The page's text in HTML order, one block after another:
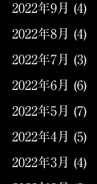
2022年9月 (4)
2022年8月 (4)
2022年7月 (3)
2022年6月 (6)
2022年5月 (7)
2022年4月 (5)
2022年3月 (4)